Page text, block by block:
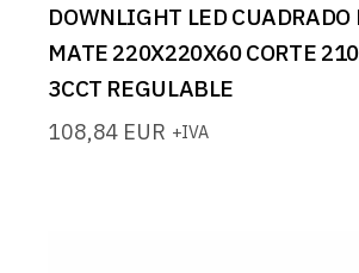
DOWNLIGHT LED CUADRADO
MATE 220X220X60 CORTE
3CCT REGULABLE
108,84 EUR +IVA